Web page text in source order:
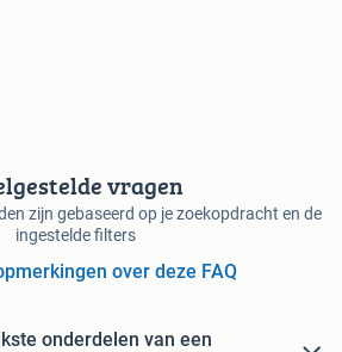
vragen
zijn gebaseerd op je zoekopdracht en de
ingestelde filters
over deze FAQ
onderdelen van een